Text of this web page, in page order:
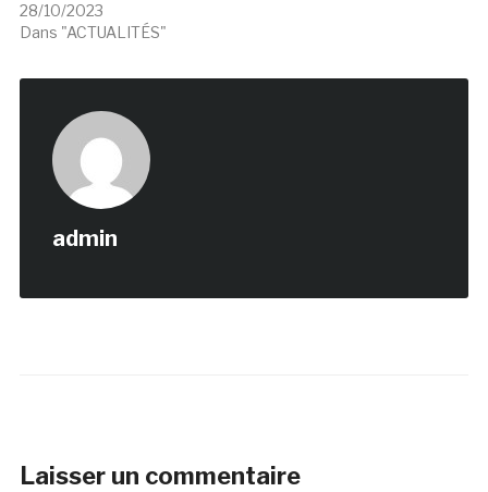
28/10/2023
Dans "ACTUALITÉS"
admin
Laisser un commentaire